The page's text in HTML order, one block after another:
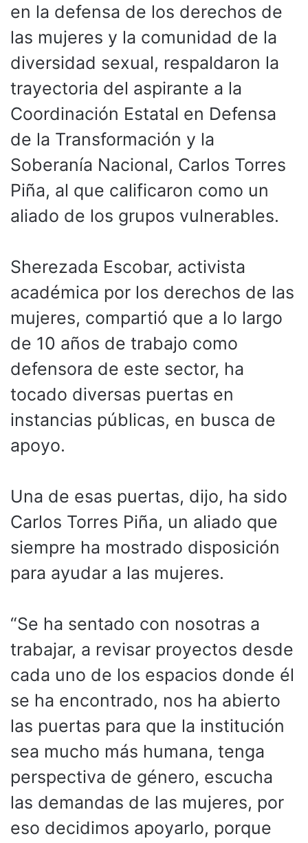
en la defensa de los derechos de
las mujeres y la comunidad de la
diversidad sexual, respaldaron la
trayectoria del aspirante a la
Coordinación Estatal en Defensa
de la Transformación y la
Soberanía Nacional, Carlos Torres
Piña, al que calificaron como un
aliado de los grupos vulnerables.
Sherezada Escobar, activista
académica por los derechos de las
mujeres, compartió que a lo largo
de 10 años de trabajo como
defensora de este sector, ha
tocado diversas puertas en
instancias públicas, en busca de
apoyo.
Una de esas puertas, dijo, ha sido
Carlos Torres Piña, un aliado que
siempre ha mostrado disposición
para ayudar a las mujeres.
“Se ha sentado con nosotras a
trabajar, a revisar proyectos desde
cada uno de los espacios donde él
se ha encontrado, nos ha abierto
las puertas para que la institución
sea mucho más humana, tenga
perspectiva de género, escucha
las demandas de las mujeres, por
eso decidimos apoyarlo, porque